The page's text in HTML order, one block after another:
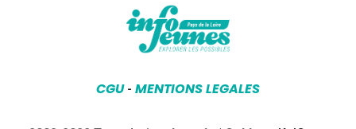
CGU- MENTIONS LEGALES